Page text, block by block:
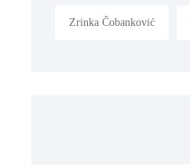
Zrinka Čobanković